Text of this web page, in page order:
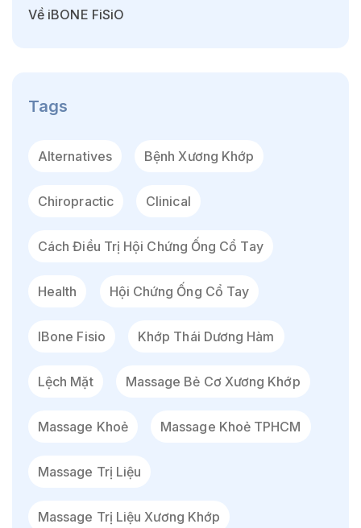
Về iBONE FiSiO
Tags
Alternatives Bệnh Xương Khớp
Chiropractic Clinical
Cách Điều Trị Hội Chứng Ống Cổ Tay
Health Hội Chứng Ống Cổ Tay
IBone Fisio Khớp Thái Dương Hàm
Lệch Mặt Massage Bẻ Cơ Xương Khớp
Massage Khoẻ Massage Khoẻ TPHCM
Massage Trị Liệu
Massage Trị Liệu Xương Khớp